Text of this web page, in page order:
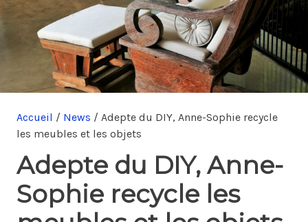
Accueil / News / Adepte du DIY, Anne-Sophie recycle
les meubles et les objets
Adepte du DIY, Anne-
Sophie recycle les